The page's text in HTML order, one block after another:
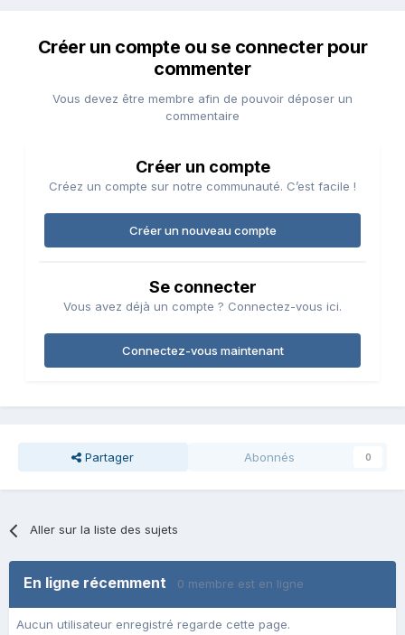
Créer un compte ou se connecter pour
commenter
Vous devez être membre afin de pouvoir déposer un
commentaire
Créer un compte
Créez un compte sur notre communauté. C’est facile !
Créer un nouveau compte
Se connecter
Vous avez déjà un compte ? Connectez-vous ici.
Connectez-vous maintenant
Partager Abonnés 0
Aller sur la liste des sujets
En ligne récemment 0 membre est en ligne
Aucun utilisateur enregistré regarde cette page.